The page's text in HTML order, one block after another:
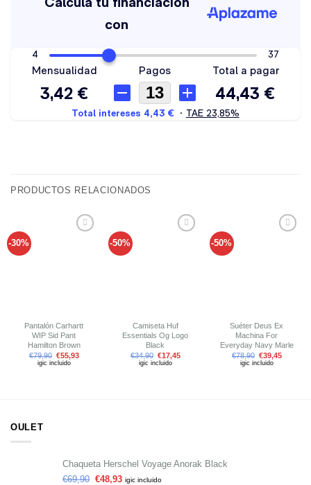
PRODUCTOS RELACIONADOS
-30%
Pantalón Carhartt
WIP Sid Pant
Hamilton Brown
€79,90 €55,93
igic incluido
-50%
Camiseta Huf
Essentials Og Logo
Black
€34,90 €17,45
igic incluido
-50%
Suéter Deus Ex
Machina For
Everyday Navy Marle
€78,90 €39,45
igic incluido
OULET
Chaqueta Herschel Voyage Anorak Black
€69,90 €48,93 igic incluido